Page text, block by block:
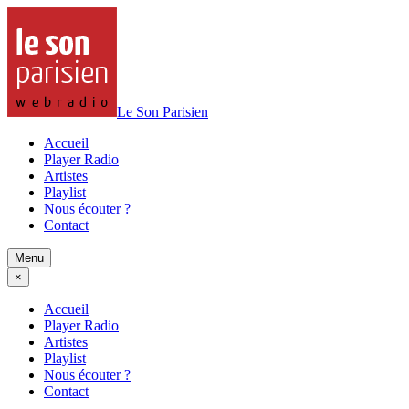
Le Son Parisien
Accueil
Player Radio
Artistes
Playlist
Nous écouter ?
Contact
Menu
×
Accueil
Player Radio
Artistes
Playlist
Nous écouter ?
Contact